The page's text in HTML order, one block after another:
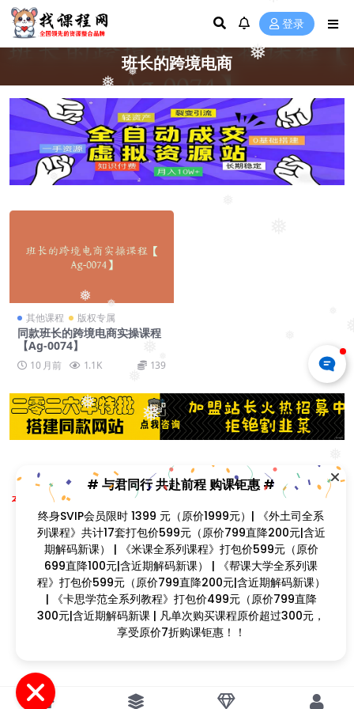
❅
❅
❅
❅
❅
❅
❅
❅
❅
❅
❅
❅
❅
❅
❅
❅ ❅
❅ ❅
❅
登录
班长的跨境电商
其他课程 版权专属
同款班长的跨境电商实操课程
【Ag-0074】
10 月前 1.1K 139
Copyright © 2023找课程网- All rights reserved
本站支持课程资源互换，优质课程资源互换请联系微信在线客服：zkcw598 (备
注：课程互换)
闽ICP备2022077749号
# 与君同行 共赴前程 购课钜惠 #
终身SVIP会员限时 1399 元（原价1999元）| 《外土司全系
列课程》共计17套打包价599元（原价799直降200元|含近
期解码新课） | 《米课全系列课程》打包价599元（原价
699直降100元|含近期解码新课） | 《帮课大学全系列课
程》打包价599元（原价799直降200元|含近期解码新课）
| 《卡思学范全系列教程》打包价499元（原价799直降
300元|含近期解码新课 | 凡单次购买课程原价超过300元，
享受原价7折购课钜惠！！